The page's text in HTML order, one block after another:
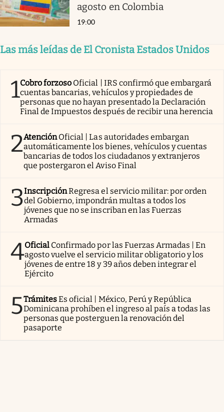
agosto en Colombia
19:00
Las más leídas de El Cronista Estados Unidos
1Cobro forzoso Oficial | IRS confirmó que embargará
cuentas bancarias, vehículos y propiedades de
personas que no hayan presentado la Declaración
Final de Impuestos después de recibir una herencia
2AtenciónOficial | Las autoridades embargan
automáticamente los bienes, vehículos y cuentas
bancarias de todos los ciudadanos y extranjeros
que postergaron el Aviso Final
3InscripciónRegresa el servicio militar: por orden
del Gobierno, impondrán multas a todos los
jóvenes que no se inscriban en las Fuerzas
Armadas
4Oficial Confirmado por las Fuerzas Armadas | En
agosto vuelve el servicio militar obligatorio y los
jóvenes de entre 18 y 39 años deben integrar el
Ejército
5TrámitesEs oficial | México, Perú y República
Dominicana prohíben el ingreso al país a todas las
personas que posterguen la renovación del
pasaporte